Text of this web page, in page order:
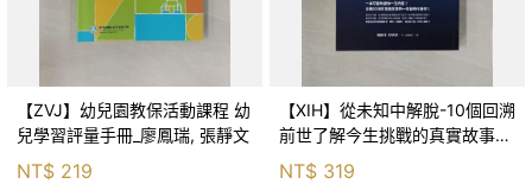
【ZVJ】幼兒園教保活動課程 幼
兒學習評量手冊_廖鳳瑞, 張靜文
NT$ 219
【XIH】從未知中解脫-10個回溯
前世了解今生挑戰的真實故事_
羅伯特．舒
NT$ 319